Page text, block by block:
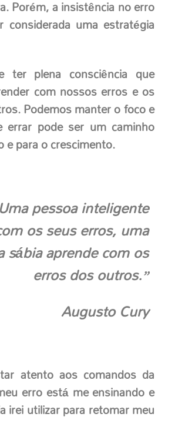
Porém, a insistência no erro
considerada uma estratégia
ter plena consciência que
com nossos erros e os
Podemos manter o foco e
errar pode ser um caminho
e para o crescimento.
pessoa inteligente
os seus erros, uma
sábia aprende com os
erros dos outros.”
Augusto Cury
atento aos comandos da
erro está me ensinando e
irei utilizar para retomar meu